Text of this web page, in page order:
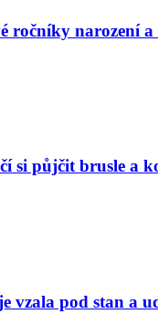
narození
si půjčit brusle a
vzala pod stan a